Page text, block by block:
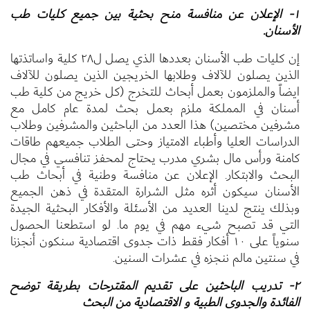
١- الإعلان عن منافسة منح بحثية بين جميع كليات طب
الأسنان.
إن كليات طب الأسنان بعددها الذي يصل ل٢٨ كلية واساتذتها
الذين يصلون للآلاف وطلابها الخريجين الذين يصلون للآلاف
ايضاً والملزمون بعمل أبحاث للتخرج (كل خريج من كلية طب
أسنان في المملكة ملزم بعمل بحث لمدة عام كامل مع
مشرفين مختصين) هذا العدد من الباحثين والمشرفين وطلاب
الدراسات العليا وأطباء الامتياز وحتى الطلاب جميعهم طاقات
كامنة ورأس مال بشري مدرب يحتاج لمحفز تنافسي في مجال
البحث والابتكار. الإعلان عن منافسة وطنية في أبحاث طب
الأسنان سيكون أثره مثل الشرارة المتقدة في ذهن الجميع
وبذلك ينتج لدينا العديد من الأسئلة والأفكار البحثية الجيدة
التي قد تصبح شيء مهم في يوم ما. لو استطعنا الحصول
سنوياً على ١٠ أفكار فقط ذات جدوى اقتصادية سنكون أنجزنا
في سنتين مالم ننجزه في عشرات السنين.
٢- تدريب الباحثين على تقديم المقترحات بطريقة توضح
الفائدة والجدوى الطبية و الاقتصادية من البحث